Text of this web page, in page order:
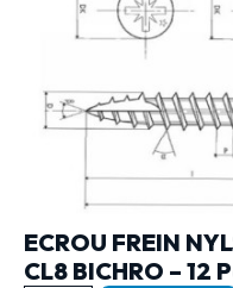
ECROU FREIN
CL8 BICHRO – 12